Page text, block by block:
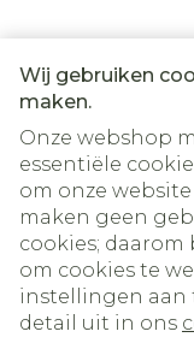
Wij gebruiken
maken.
Onze webshop
essentiële
om onze
maken geen
cookies;
om cookies te
instellingen aan
detail uit in ons
Juridische links